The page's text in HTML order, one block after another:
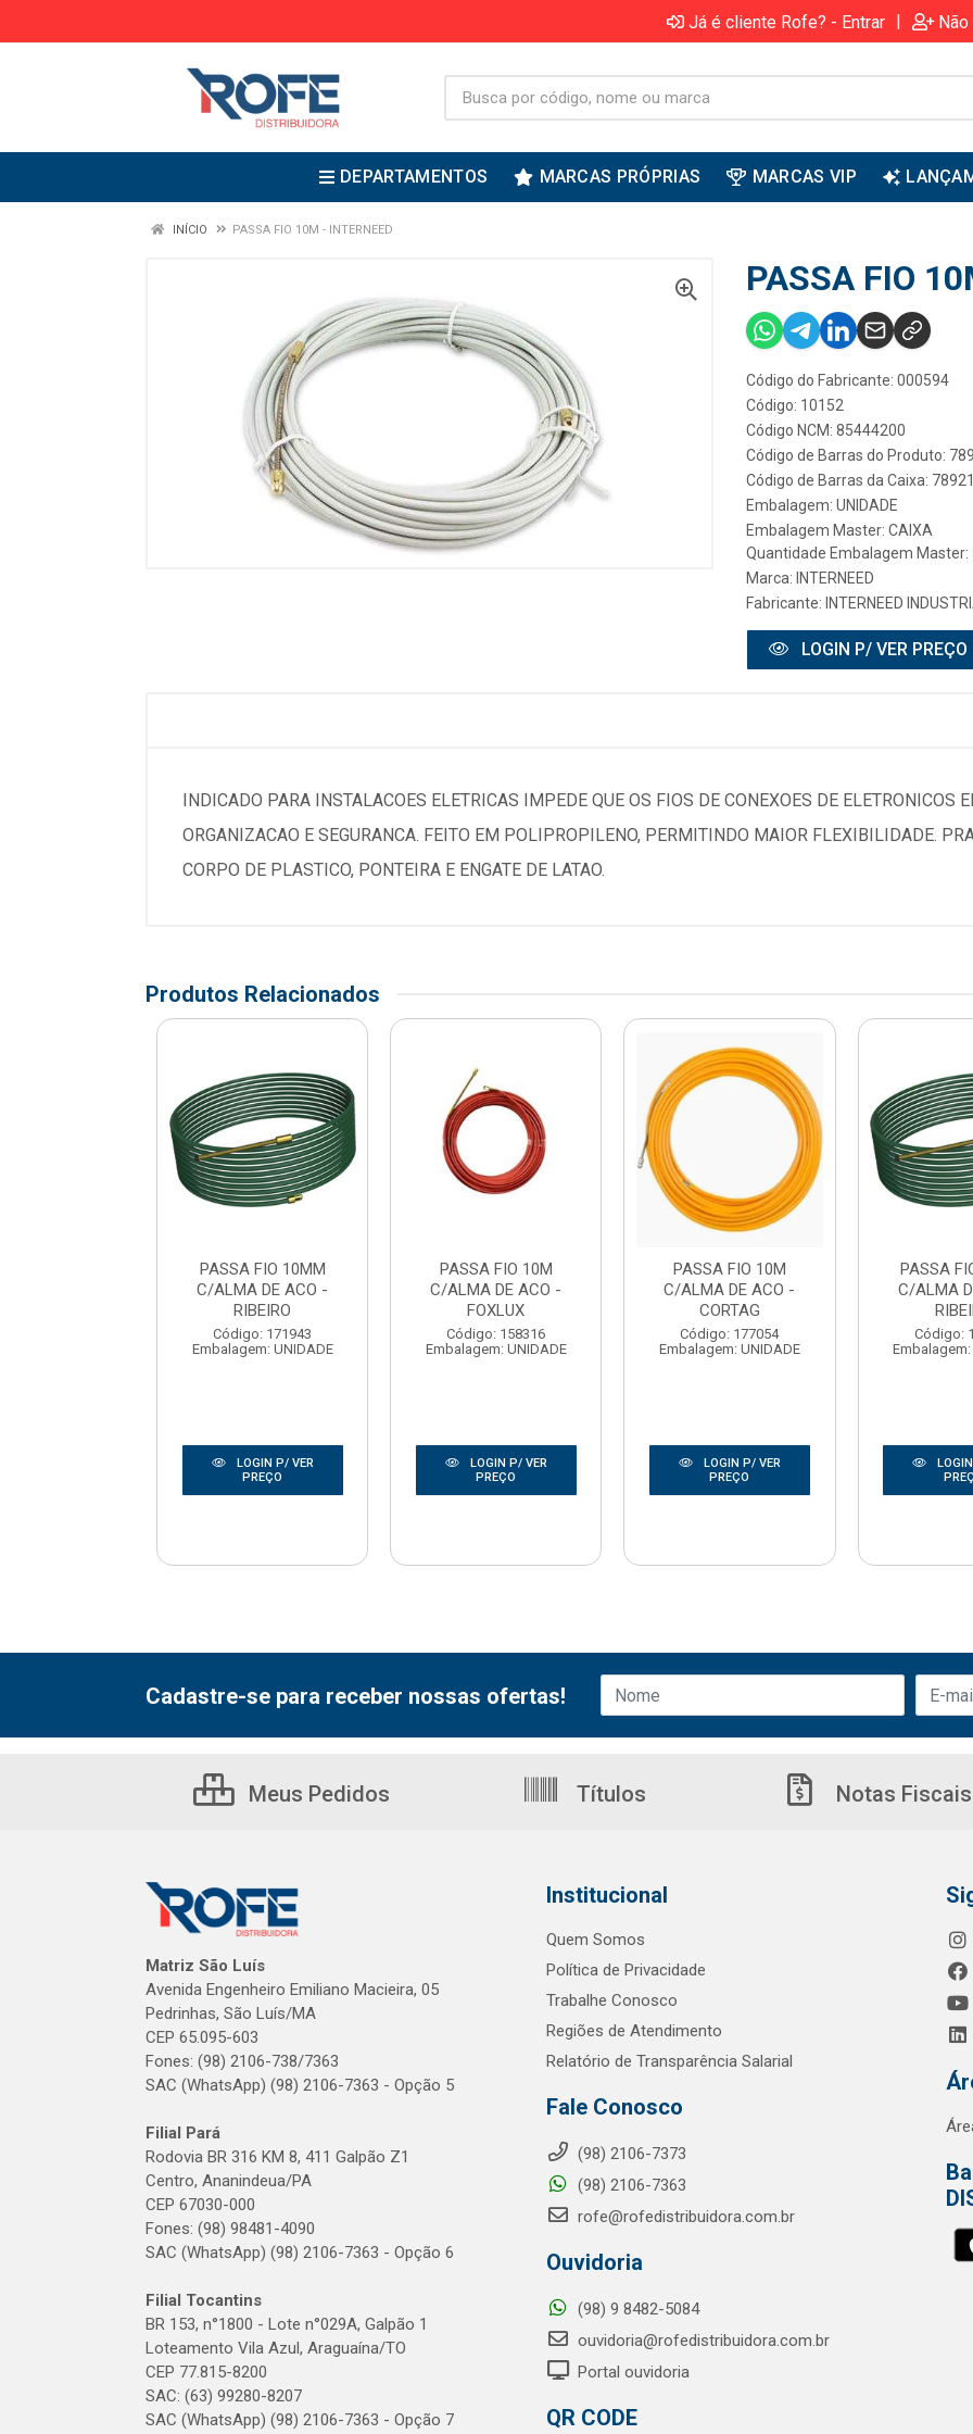
Já é cliente Rofe? - Entrar |
DEPARTAMENTOS MARCAS PRÓPRIAS MARCAS VIP
INÍCIO PASSA FIO 10M - INTERNEED
PASSA FIO
Código do Fabricante: 000594
Código: 10152
Código NCM: 85444200
Código de Barras do Produto:
Código de Barras da Caixa:
Embalagem: UNIDADE
Embalagem Master: CAIXA
Quantidade Embalagem Master:
Marca: INTERNEED
Fabricante: INTERNEED
LOGIN P/ VER PREÇO
INDICADO PARA INSTALACOES ELETRICAS IMPEDE QUE OS FIOS DE CONEXOES DE ELETRONICOS
ORGANIZACAO E SEGURANCA. FEITO EM POLIPROPILENO, PERMITINDO MAIOR FLEXIBILIDADE.
CORPO DE PLASTICO, PONTEIRA E ENGATE DE LATAO.
Produtos Relacionados
PASSA FIO 10MM
C/ALMA DE ACO -
RIBEIRO
Código: 171943
Embalagem: UNIDADE
LOGIN P/ VER
PREÇO
PASSA FIO 10M
C/ALMA DE ACO -
FOXLUX
Código: 158316
Embalagem: UNIDADE
LOGIN P/ VER
PREÇO
PASSA FIO 10M
C/ALMA DE ACO -
CORTAG
Código: 177054
Embalagem: UNIDADE
LOGIN P/ VER
PREÇO
PASSA
C/ALMA
Código:
Embalagem:
Cadastre-se para receber nossas ofertas!
Meus Pedidos Títulos Notas Fiscais
Matriz São Luís
Avenida Engenheiro Emiliano Macieira, 05
Pedrinhas, São Luís/MA
CEP 65.095-603
Fones: (98) 2106-738/7363
SAC (WhatsApp) (98) 2106-7363 - Opção 5
Filial Pará
Rodovia BR 316 KM 8, 411 Galpão Z1
Centro, Ananindeua/PA
CEP 67030-000
Fones: (98) 98481-4090
SAC (WhatsApp) (98) 2106-7363 - Opção 6
Filial Tocantins
BR 153, n°1800 - Lote n°029A, Galpão 1
Loteamento Vila Azul, Araguaína/TO
CEP 77.815-8200
SAC: (63) 99280-8207
SAC (WhatsApp) (98) 2106-7363 - Opção 7
Institucional
Quem Somos
Política de Privacidade
Trabalhe Conosco
Regiões de Atendimento
Relatório de Transparência Salarial
Fale Conosco
(98) 2106-7373
(98) 2106-7363
rofe@rofedistribuidora.com.br
Ouvidoria
(98) 9 8482-5084
ouvidoria@rofedistribuidora.com.br
Portal ouvidoria
QR CODE